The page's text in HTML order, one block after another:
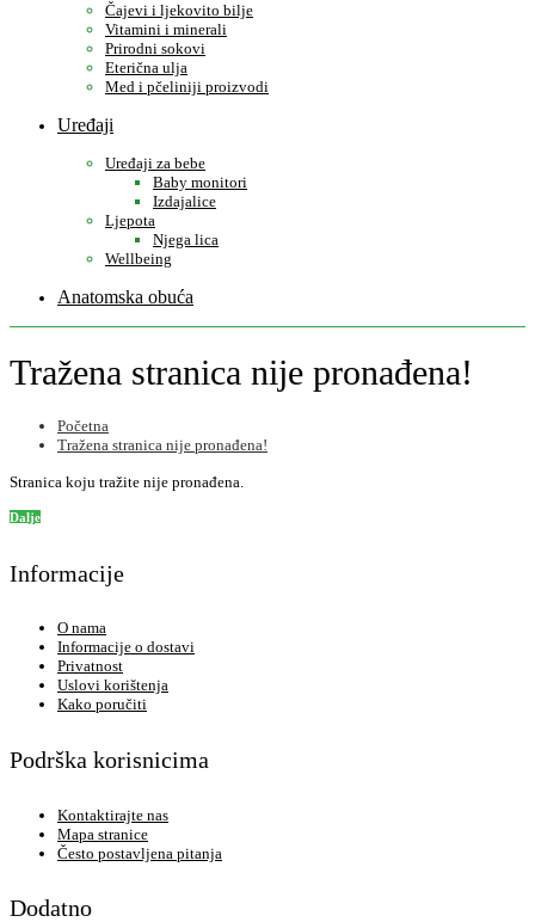
Čajevi i ljekovito bilje
Vitamini i minerali
Prirodni sokovi
Eterična ulja
Med i pčeliniji proizvodi
Uređaji
Uređaji za bebe
Baby monitori
Izdajalice
Ljepota
Njega lica
Wellbeing
Anatomska obuća
Tražena stranica nije pronađena!
Početna
Tražena stranica nije pronađena!
Stranica koju tražite nije pronađena.
Dalje
Informacije
O nama
Informacije o dostavi
Privatnost
Uslovi korištenja
Kako poručiti
Podrška korisnicima
Kontaktirajte nas
Mapa stranice
Često postavljena pitanja
Dodatno